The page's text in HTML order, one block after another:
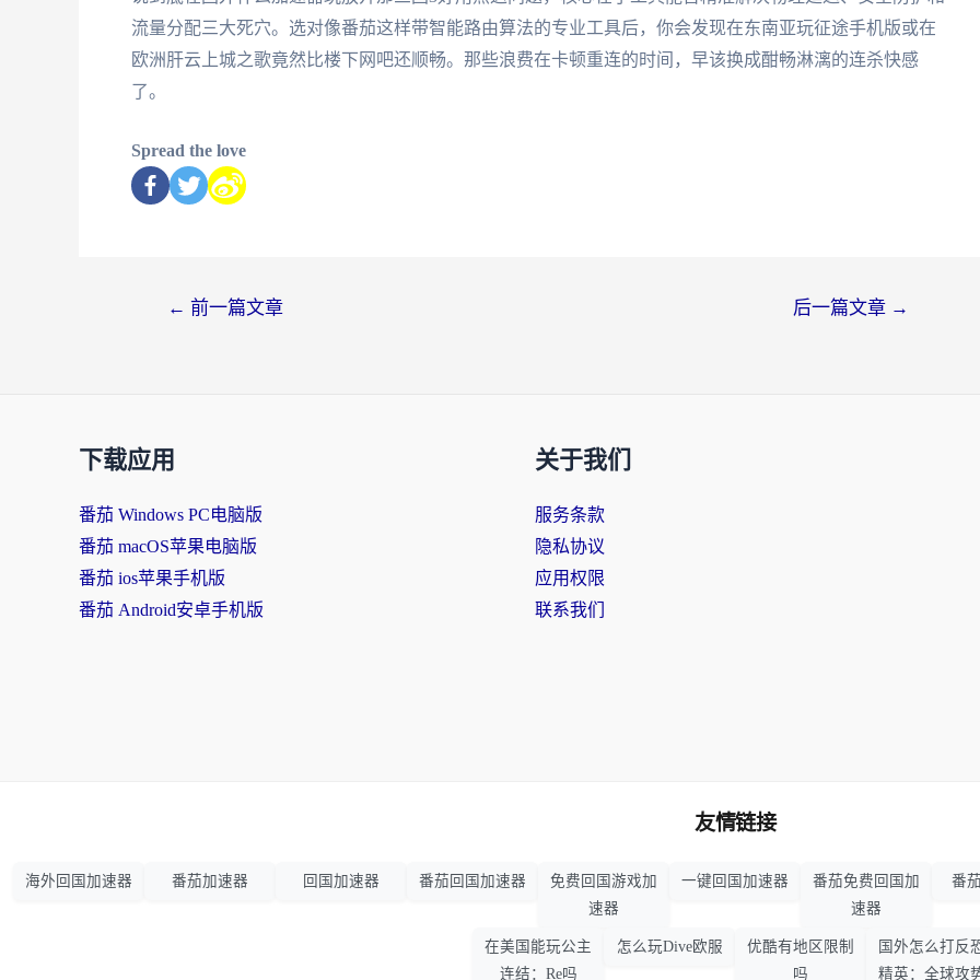
流量分配三大死穴。选对像番茄这样带智能路由算法的专业工具后，你会发现在东南亚玩征途手机版或在
欧洲肝云上城之歌竟然比楼下网吧还顺畅。那些浪费在卡顿重连的时间，早该换成酣畅淋漓的连杀快感
了。
Spread the love
← 前一篇文章 后一篇文章 →
下载应用
番茄 Windows PC电脑版
番茄 macOS苹果电脑版
番茄 ios苹果手机版
番茄 Android安卓手机版
关于我们
服务条款
隐私协议
应用权限
联系我们
友情链接
海外回国加速器 番茄加速器 回国加速器 番茄回国加速器
免费回国游戏加
速器
一键回国加速器
番茄免费回国加
速器
番
在美国能玩公主
连结：Re吗
怎么玩Dive欧服
优酷有地区限制
吗
国外怎么打反
精英：全球攻